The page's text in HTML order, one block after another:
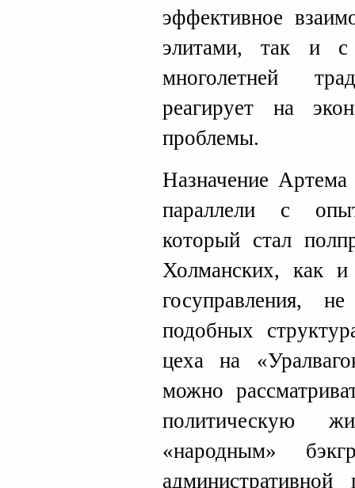
эффективное
элитами, так и с
многолетней
реагирует на
проблемы.
Назначение
параллели с
который стал
Холманских, как
госуправления,
подобных
цеха на
можно
политическую
«народным»